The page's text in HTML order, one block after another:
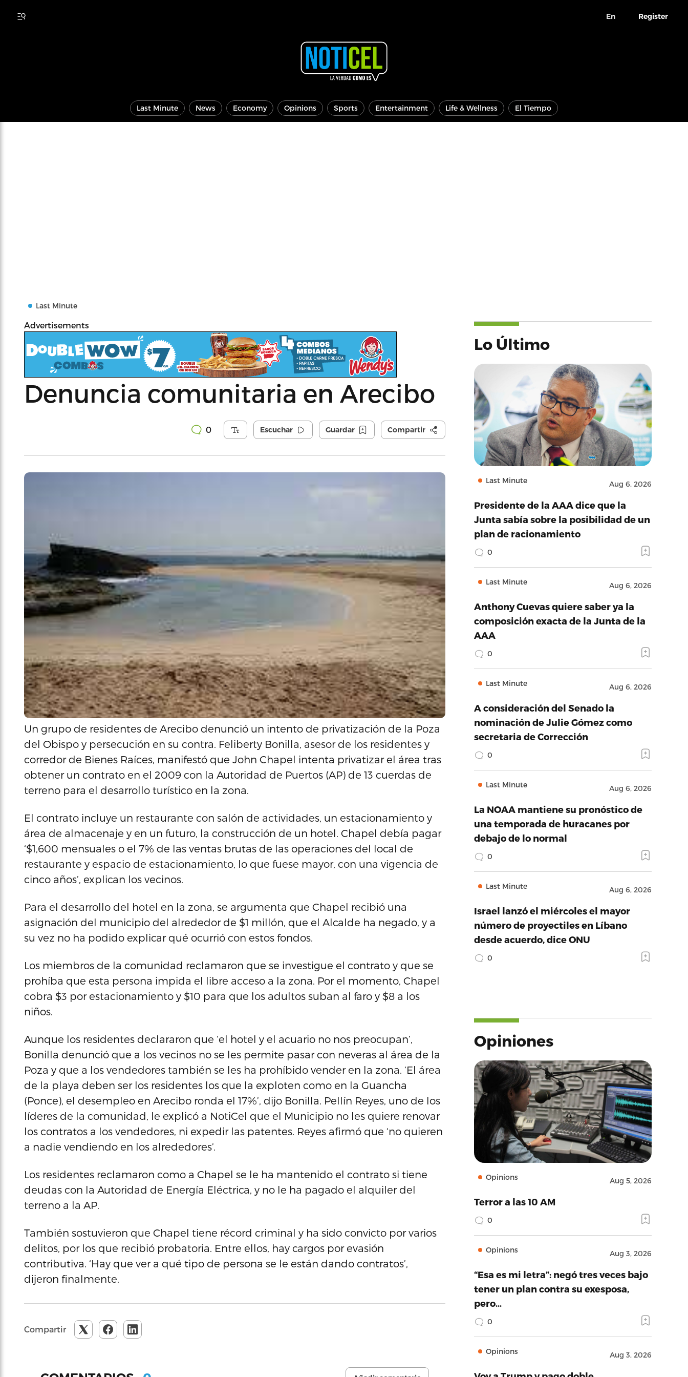
En Register
Last Minute News Economy Opinions Sports Entertainment Life & Wellness El Tiempo
Last Minute
Advertisements
Denuncia comunitaria en Arecibo
0 Escuchar Guardar Compartir
Un grupo de residentes de Arecibo denunció un intento de privatización de la Poza
del Obispo y persecución en su contra. Feliberty Bonilla, asesor de los residentes y
corredor de Bienes Raíces, manifestó que John Chapel intenta privatizar el área tras
obtener un contrato en el 2009 con la Autoridad de Puertos (AP) de 13 cuerdas de
terreno para el desarrollo turístico en la zona.
El contrato incluye un restaurante con salón de actividades, un estacionamiento y
área de almacenaje y en un futuro, la construcción de un hotel. Chapel debía pagar
‘$1,600 mensuales o el 7% de las ventas brutas de las operaciones del local de
restaurante y espacio de estacionamiento, lo que fuese mayor, con una vigencia de
cinco años’, explican los vecinos.
Para el desarrollo del hotel en la zona, se argumenta que Chapel recibió una
asignación del municipio del alrededor de $1 millón, que el Alcalde ha negado, y a
su vez no ha podido explicar qué ocurrió con estos fondos.
Los miembros de la comunidad reclamaron que se investigue el contrato y que se
prohíba que esta persona impida el libre acceso a la zona. Por el momento, Chapel
cobra $3 por estacionamiento y $10 para que los adultos suban al faro y $8 a los
niños.
Aunque los residentes declararon que ‘el hotel y el acuario no nos preocupan’,
Bonilla denunció que a los vecinos no se les permite pasar con neveras al área de la
Poza y que a los vendedores también se les ha prohíbido vender en la zona. ‘El área
de la playa deben ser los residentes los que la exploten como en la Guancha
(Ponce), el desempleo en Arecibo ronda el 17%’, dijo Bonilla. Pellín Reyes, uno de los
líderes de la comunidad, le explicó a NotiCel que el Municipio no les quiere renovar
los contratos a los vendedores, ni expedir las patentes. Reyes afirmó que ‘no quieren
a nadie vendiendo en los alrededores’.
Los residentes reclamaron como a Chapel se le ha mantenido el contrato si tiene
deudas con la Autoridad de Energía Eléctrica, y no le ha pagado el alquiler del
terreno a la AP.
También sostuvieron que Chapel tiene récord criminal y ha sido convicto por varios
delitos, por los que recibió probatoria. Entre ellos, hay cargos por evasión
contributiva. ‘Hay que ver a qué tipo de persona se le están dando contratos’,
dijeron finalmente.
Compartir
Lo Último
Last Minute Aug 6, 2026
Presidente de la AAA dice que la
Junta sabía sobre la posibilidad de un
plan de racionamiento
0
Last Minute Aug 6, 2026
Anthony Cuevas quiere saber ya la
composición exacta de la Junta de la
AAA
0
Last Minute Aug 6, 2026
A consideración del Senado la
nominación de Julie Gómez como
secretaria de Corrección
0
Last Minute Aug 6, 2026
La NOAA mantiene su pronóstico de
una temporada de huracanes por
debajo de lo normal
0
Last Minute Aug 6, 2026
Israel lanzó el miércoles el mayor
número de proyectiles en Líbano
desde acuerdo, dice ONU
0
Opiniones
Opinions Aug 5, 2026
Terror a las 10 AM
0
Opinions Aug 3, 2026
“Esa es mi letra”: negó tres veces bajo
tener un plan contra su exesposa,
pero…
0
Opinions Aug 3, 2026